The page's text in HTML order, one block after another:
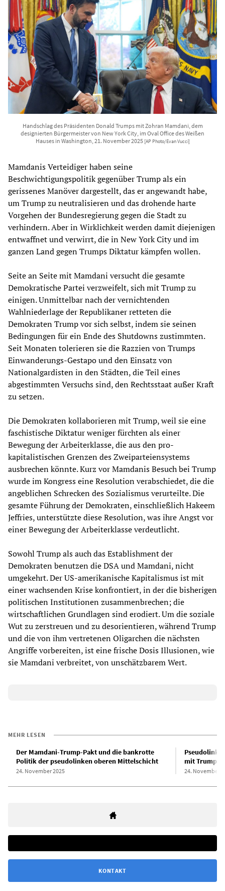
Handschlag des Präsidenten Donald Trumps mit Zohran Mamdani, dem
designierten Bürgermeister von New York City, im Oval Office des Weißen
Hauses in Washington, 21. November 2025 [AP Photo/Evan Vucci]
Mamdanis Verteidiger haben seine
Beschwichtigungspolitik gegenüber Trump als ein
gerissenes Manöver dargestellt, das er angewandt habe,
um Trump zu neutralisieren und das drohende harte
Vorgehen der Bundesregierung gegen die Stadt zu
verhindern. Aber in Wirklichkeit werden damit diejenigen
entwaffnet und verwirrt, die in New York City und im
ganzen Land gegen Trumps Diktatur kämpfen wollen.
Seite an Seite mit Mamdani versucht die gesamte
Demokratische Partei verzweifelt, sich mit Trump zu
einigen. Unmittelbar nach der vernichtenden
Wahlniederlage der Republikaner retteten die
Demokraten Trump vor sich selbst, indem sie seinen
Bedingungen für ein Ende des Shutdowns zustimmten.
Seit Monaten tolerieren sie die Razzien von Trumps
Einwanderungs-Gestapo und den Einsatz von
Nationalgardisten in den Städten, die Teil eines
abgestimmten Versuchs sind, den Rechtsstaat außer Kraft
zu setzen.
Die Demokraten kollaborieren mit Trump, weil sie eine
faschistische Diktatur weniger fürchten als einer
Bewegung der Arbeiterklasse, die aus den pro-
kapitalistischen Grenzen des Zweiparteiensystems
ausbrechen könnte. Kurz vor Mamdanis Besuch bei Trump
wurde im Kongress eine Resolution verabschiedet, die die
angeblichen Schrecken des Sozialismus verurteilte. Die
gesamte Führung der Demokraten, einschließlich Hakeem
Jeffries, unterstützte diese Resolution, was ihre Angst vor
einer Bewegung der Arbeiterklasse verdeutlicht.
Sowohl Trump als auch das Establishment der
Demokraten benutzen die DSA und Mamdani, nicht
umgekehrt. Der US-amerikanische Kapitalismus ist mit
einer wachsenden Krise konfrontiert, in der die bisherigen
politischen Institutionen zusammenbrechen; die
wirtschaftlichen Grundlagen sind erodiert. Um die soziale
Wut zu zerstreuen und zu desorientieren, während Trump
und die von ihm vertretenen Oligarchen die nächsten
Angriffe vorbereiten, ist eine frische Dosis Illusionen, wie
sie Mamdani verbreitet, von unschätzbarem Wert.
MEHR LESEN
Der Mamdani-Trump-Pakt und die bankrotte
Politik der pseudolinken oberen Mittelschicht
24. November 2025
mit Trump
24. November
KONTAKT